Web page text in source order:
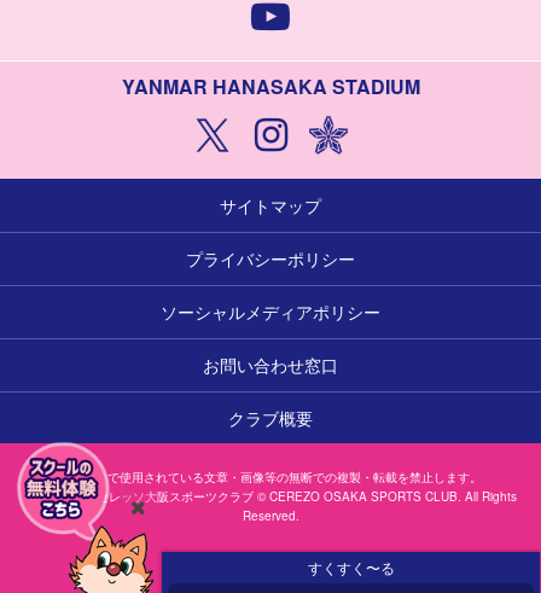
YANMAR HANASAKA STADIUM
サイトマップ
プライバシーポリシー
ソーシャルメディアポリシー
お問い合わせ窓口
クラブ概要
本サイトで使用されている文章・画像等の無断での複製・転載を禁止します。
一般社団法人セレッソ大阪スポーツクラブ © CEREZO OSAKA SPORTS CLUB. All Rights
Reserved.
閉
じ
すくすく〜る